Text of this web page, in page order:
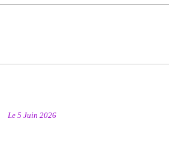
Le 5 Juin 2026